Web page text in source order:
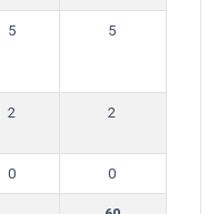
5 5
2 2
0 0